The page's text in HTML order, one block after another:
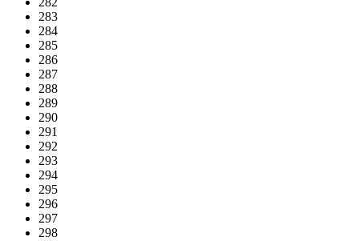
283
284
285
286
287
288
289
290
291
292
293
294
295
296
297
298